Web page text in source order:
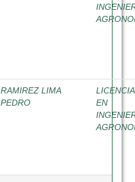
RAMIREZ LIMA
PEDRO
EN